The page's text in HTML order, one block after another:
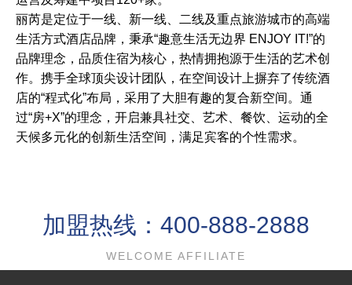
丽芮是定位于一线、新一线、二线及重点旅游城市的高端
生活方式酒店品牌，秉承“趣意生活无边界 ENJOY IT!”的
品牌理念，品质住宿为核心，热情拥抱源于生活的艺术创
作。携手全球顶尖设计团队，在空间设计上摒弃了传统酒
店的“程式化”布局，采用了大胆有趣的复合新空间。通
过“房+X”的理念，开启兼具社交、艺术、餐饮、运动的全
天候多元化的创新生活空间，满足宾客的个性需求。
加盟热线：400-888-2888
WELCOME AFFILIATE